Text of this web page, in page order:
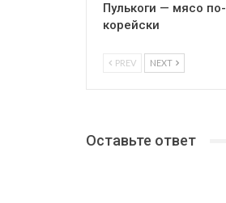
Пулькоги — мясо по-
корейски
PREV NEXT
Оставьте ответ